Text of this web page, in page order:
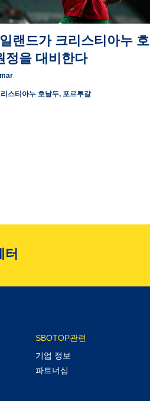
랜드가 크리스티아누 호
정을 대비한다
스티아누 호날두, 포르투갈
SBOTOP관련
기업 정보
파트너십